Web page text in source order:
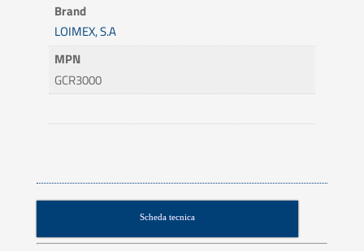
Brand
LOIMEX, S.A
MPN
GCR3000
Scheda tecnica